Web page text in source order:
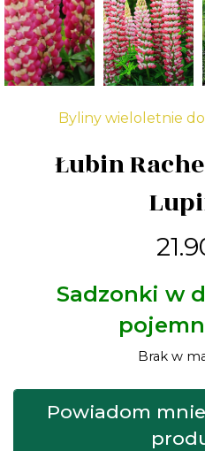
Byliny wieloletnie
Łubin
Sadzonki w
Brak w
Powiadom